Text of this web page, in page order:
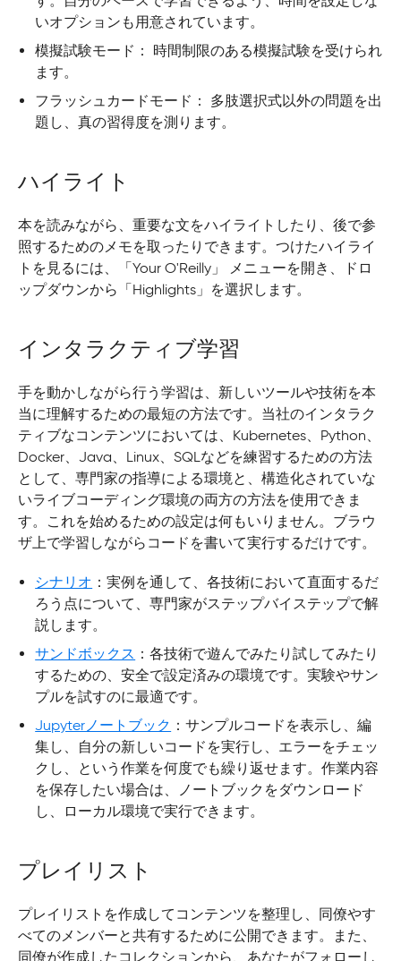
いオプションも用意されています。
模擬試験モード： 時間制限のある模擬試験を受けられ
ます。
フラッシュカードモード： 多肢選択式以外の問題を出
題し、真の習得度を測ります。
ハイライト
本を読みながら、重要な文をハイライトしたり、後で参
照するためのメモを取ったりできます。つけたハイライ
トを見るには、「Your O'Reilly」 メニューを開き、ドロ
ップダウンから「Highlights」を選択します。
インタラクティブ学習
手を動かしながら行う学習は、新しいツールや技術を本
当に理解するための最短の方法です。当社のインタラク
ティブなコンテンツにおいては、Kubernetes、Python、
Docker、Java、Linux、SQLなどを練習するための方法
として、専門家の指導による環境と、構造化されていな
いライブコーディング環境の両方の方法を使用できま
す。これを始めるための設定は何もいりません。ブラウ
ザ上で学習しながらコードを書いて実行するだけです。
シナリオ ：実例を通して、各技術において直面するだ
ろう点について、専門家がステップバイステップで解
説します。
サンドボックス ：各技術で遊んでみたり試してみたり
するための、安全で設定済みの環境です。実験やサン
プルを試すのに最適です。
Jupyterノートブック ：サンプルコードを表示し、編
集し、自分の新しいコードを実行し、エラーをチェッ
クし、という作業を何度でも繰り返せます。作業内容
を保存したい場合は、ノートブックをダウンロード
し、ローカル環境で実行できます。
プレイリスト
プレイリストを作成してコンテンツを整理し、同僚やす
べてのメンバーと共有するために公開できます。また、
同僚が作成したコレクションから、あなたがフォローし